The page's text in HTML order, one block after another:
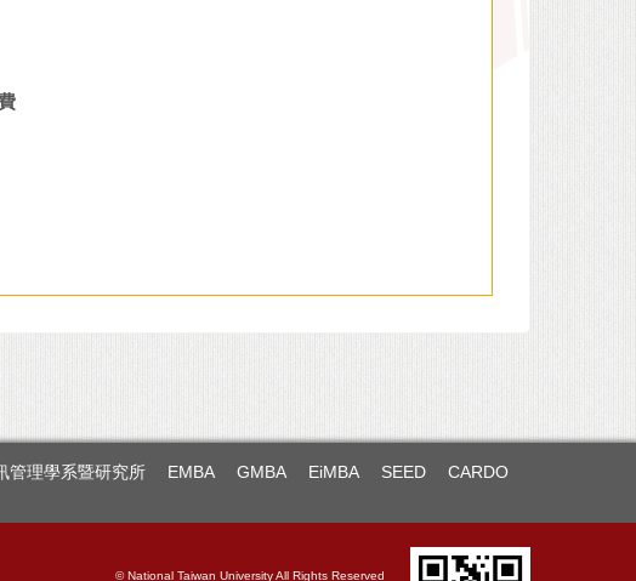
管理學系暨研究所 EMBA GMBA EiMBA SEED CARDO
© National Taiwan University All Rights Reserved